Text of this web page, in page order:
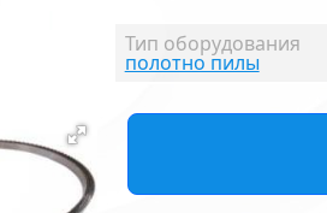
Тип оборудования
полотно пилы